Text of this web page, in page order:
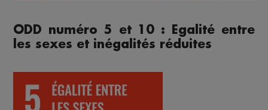
ODD numéro 5 et 10 : Egalité entre
les sexes et inégalités réduites